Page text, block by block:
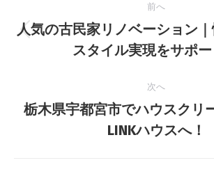
稿
ゲ
前へ
前
の
稿:
人気の古民家リノベーション
スタイル実現をサポー
次へ
次
の
栃木県宇都宮市でハウスクリ
LINKハウスへ！